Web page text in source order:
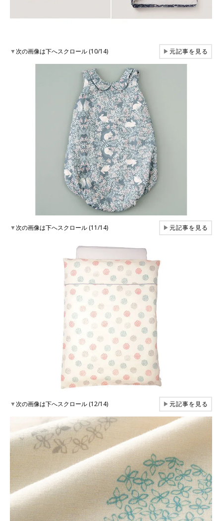
▼次の画像は下へスクロール (10/14) ▶元記事を見る
▼次の画像は下へスクロール (11/14) ▶元記事を見る
▼次の画像は下へスクロール (12/14) ▶元記事を見る